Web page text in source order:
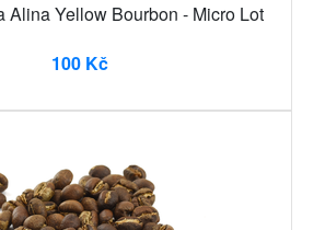
Alina Yellow Bourbon - Micro Lot
100 Kč